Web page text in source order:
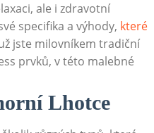
ale i zdravotní
specifika a výhody, které
jste milovníkem tradiční
prvků, v této malebné
Lhotce